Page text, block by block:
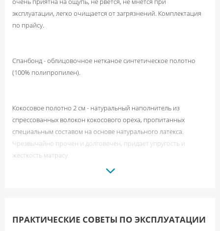
эксплуатации, легко очищается от загрязнений. Комплектация
по прайсу.
Спанбонд - облицовочное нетканое синтетическое полотно
(100% полипропилен).
Кокосовое полотно 2 см - натуральный наполнитель из
спрессованных волокон кокосового ореха, пропитанных
специальным составом на основе натурального латекса.
Чрезвычайно прочен и долговечен, придает упругость и
жесткость матрасу.
нагрузкой деформироваться независимо от соседних пружин.
ПРАКТИЧЕСКИЕ CОВЕТЫ ПО ЭКСПЛУАТАЦИИ